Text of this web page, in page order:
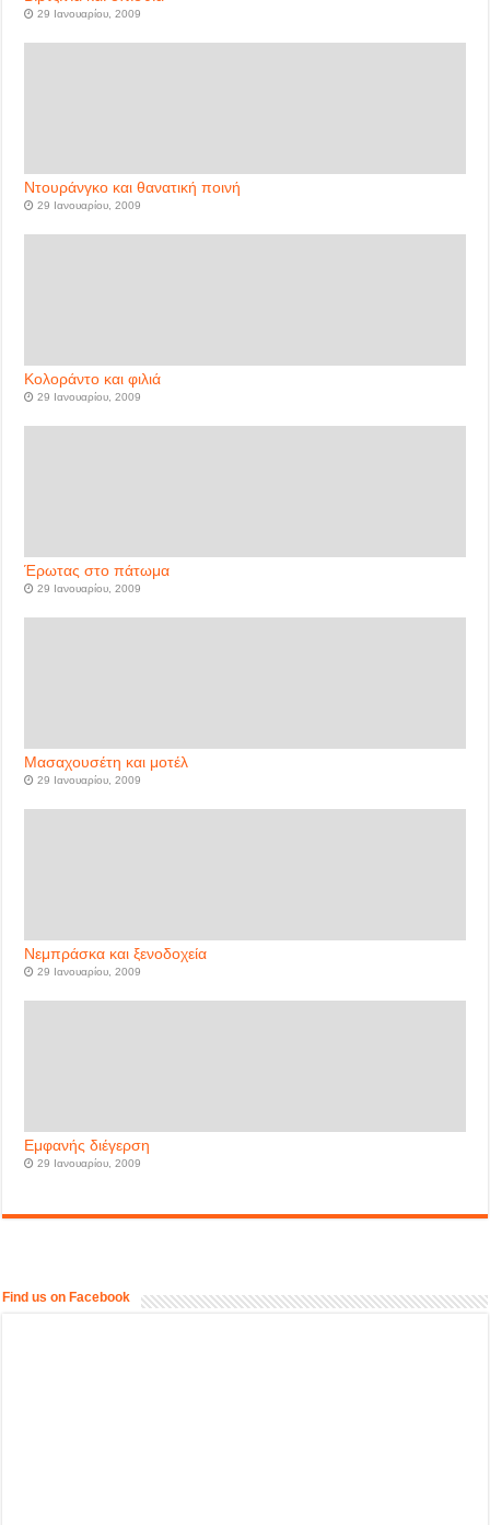
29 Ιανουαρίου, 2009
Ντουράνγκο και θανατική ποινή
29 Ιανουαρίου, 2009
Κολοράντο και φιλιά
29 Ιανουαρίου, 2009
Έρωτας στο πάτωμα
29 Ιανουαρίου, 2009
Μασαχουσέτη και μοτέλ
29 Ιανουαρίου, 2009
Νεμπράσκα και ξενοδοχεία
29 Ιανουαρίου, 2009
Εμφανής διέγερση
29 Ιανουαρίου, 2009
Find us on Facebook